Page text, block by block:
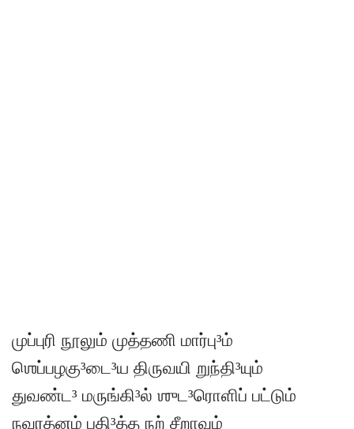
முப்புரி நூலும் முத்தணி மார்பு³ம்
ஶெப்பழகு³டை³ய திருவயி றுந்தி³யும்
துவண்ட³ மருங்கி³ல் ஶுட³ரொளிப் பட்டும்
நவரத்னம் பதி³த்த நற் சீறாவும்